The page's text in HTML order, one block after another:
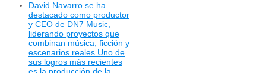
David Navarro se ha
destacado como productor
y CEO de DN7 Music,
liderando proyectos que
combinan música, ficción y
escenarios reales Uno de
sus logros más recientes